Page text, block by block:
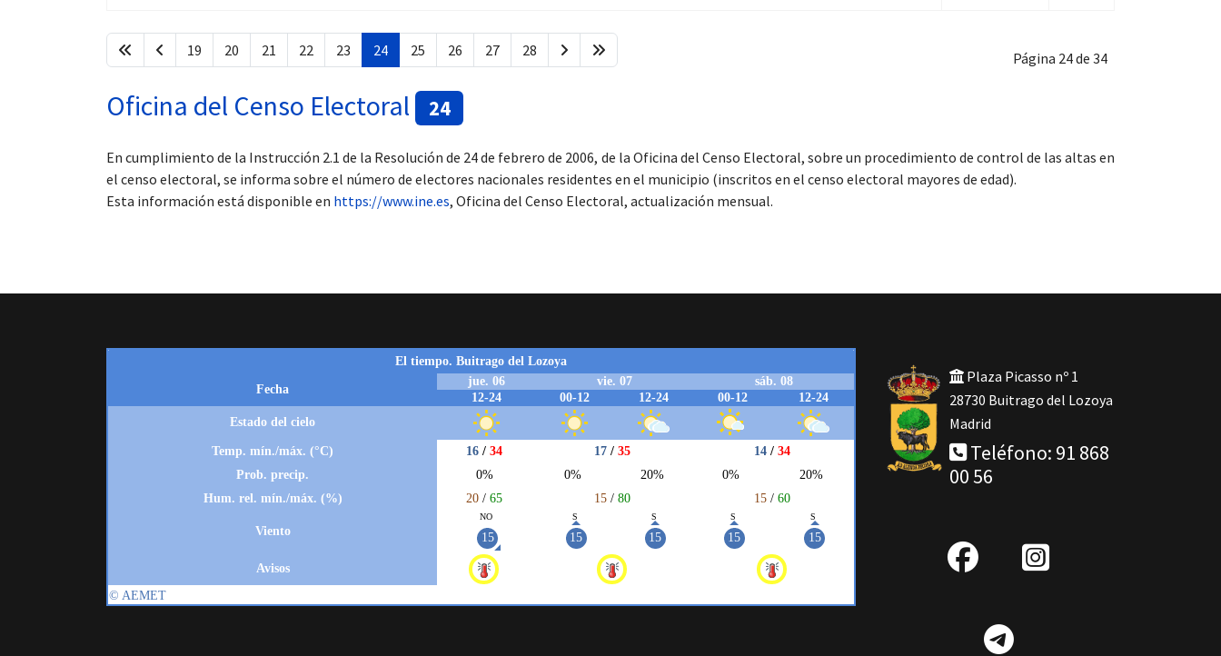
Página 24 de 34
19 20 21 22 23 24 25 26 27 28
Oficina del Censo Electoral 24
En cumplimiento de la Instrucción 2.1 de la Resolución de 24 de febrero de 2006, de la Oficina del Censo Electoral, sobre un procedimiento de control de las altas en
el censo electoral, se informa sobre el número de electores nacionales residentes en el municipio (inscritos en el censo electoral mayores de edad).
Esta información está disponible en https://www.ine.es, Oficina del Censo Electoral, actualización mensual.
Plaza Picasso nº 1
28730 Buitrago del Lozoya
Madrid
Teléfono: 91 868
00 56
fab
IG
Telegram